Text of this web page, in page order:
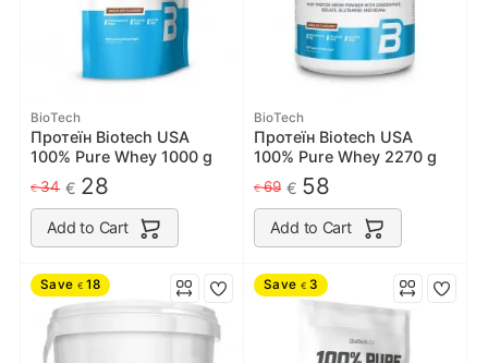
BioTech
Протеїн Biotech USA
100% Pure Whey 1000 g
€34 € 28
Add to Cart
BioTech
Протеїн Biotech USA
100% Pure Whey 2270 g
€69 € 58
Add to Cart
Save € 18 Save € 3